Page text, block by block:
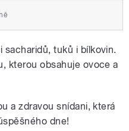
sacharidů, tuků i bílkovin.
kterou obsahuje ovoce a
a zdravou snídani, která
dne!